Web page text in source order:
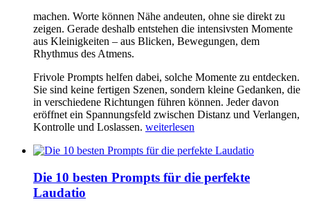
machen. Worte können Nähe andeuten, ohne sie direkt zu
zeigen. Gerade deshalb entstehen die intensivsten Momente
aus Kleinigkeiten – aus Blicken, Bewegungen, dem
Rhythmus des Atmens.
Frivole Prompts helfen dabei, solche Momente zu entdecken.
Sie sind keine fertigen Szenen, sondern kleine Gedanken, die
in verschiedene Richtungen führen können. Jeder davon
eröffnet ein Spannungsfeld zwischen Distanz und Verlangen,
Kontrolle und Loslassen. weiterlesen
Die 10 besten Prompts für die perfekte
Laudatio